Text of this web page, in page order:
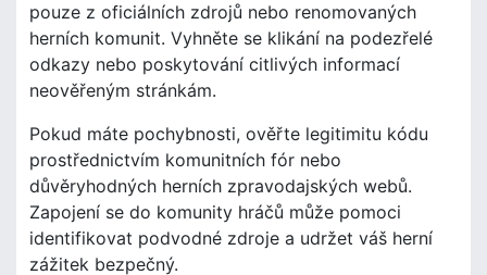
pouze z oficiálních zdrojů nebo renomovaných
herních komunit. Vyhněte se klikání na podezřelé
odkazy nebo poskytování citlivých informací
neověřeným stránkám.
Pokud máte pochybnosti, ověřte legitimitu kódu
prostřednictvím komunitních fór nebo
důvěryhodných herních zpravodajských webů.
Zapojení se do komunity hráčů může pomoci
identifikovat podvodné zdroje a udržet váš herní
zážitek bezpečný.